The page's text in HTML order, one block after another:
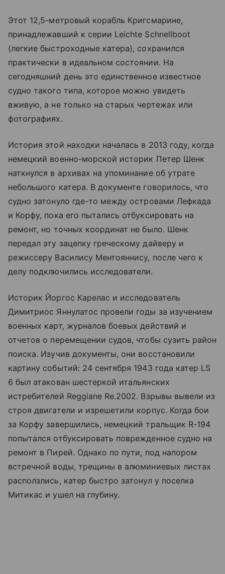
Этот 12,5-метровый корабль Кригсмарине,
принадлежавший к серии Leichte Schnellboot
(легкие быстроходные катера), сохранился
практически в идеальном состоянии. На
сегодняшний день это единственное известное
судно такого типа, которое можно увидеть
вживую, а не только на старых чертежах или
фотографиях.
История этой находки началась в 2013 году, когда
немецкий военно-морской историк Петер Шенк
наткнулся в архивах на упоминание об утрате
небольшого катера. В документе говорилось, что
судно затонуло где-то между островами Лефкада
и Корфу, пока его пытались отбуксировать на
ремонт, но точных координат не было. Шенк
передал эту зацепку греческому дайверу и
режиссеру Василису Ментояннису, после чего к
делу подключились исследователи.
Историк Йоргос Карелас и исследователь
Димитриос Яннулатос провели годы за изучением
военных карт, журналов боевых действий и
отчетов о перемещении судов, чтобы сузить район
поиска. Изучив документы, они восстановили
картину событий: 24 сентября 1943 года катер LS
6 был атакован шестеркой итальянских
истребителей Reggiane Re.2002. Взрывы вывели из
строя двигатели и изрешетили корпус. Когда бои
за Корфу завершились, немецкий тральщик R-194
попытался отбуксировать поврежденное судно на
ремонт в Пирей. Однако по пути, под напором
встречной воды, трещины в алюминиевых листах
расползлись, катер быстро затонул у поселка
Митикас и ушел на глубину.